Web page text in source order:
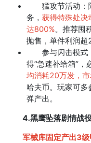
猛攻节活动：
务， 获得特殊处决
达800%。推荐囤
抛售，单件利润超
参与闪击模式
得“急速补给箱”，
均消耗20万发，
哈夫币。玩家可
弹产出。​
4.黑鹰坠落剧情战
军械库​固定产出3级